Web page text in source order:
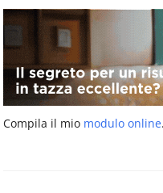
Compila il mio modulo online.